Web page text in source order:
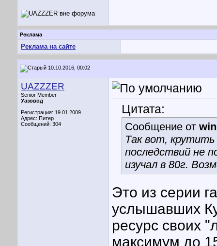
Реклама
Реклама на сайте
10.10.2016, 00:02
UAZZZER
Senior Member
Уазовод
Регистрация: 19.01.2009
Адрес: Питер
Сообщений: 304
Цитата:
Сообщение от
Так вот, крутить
последствий не
изучал в 80г.
Это из серии
услышавших
ресурс своих
максимум до